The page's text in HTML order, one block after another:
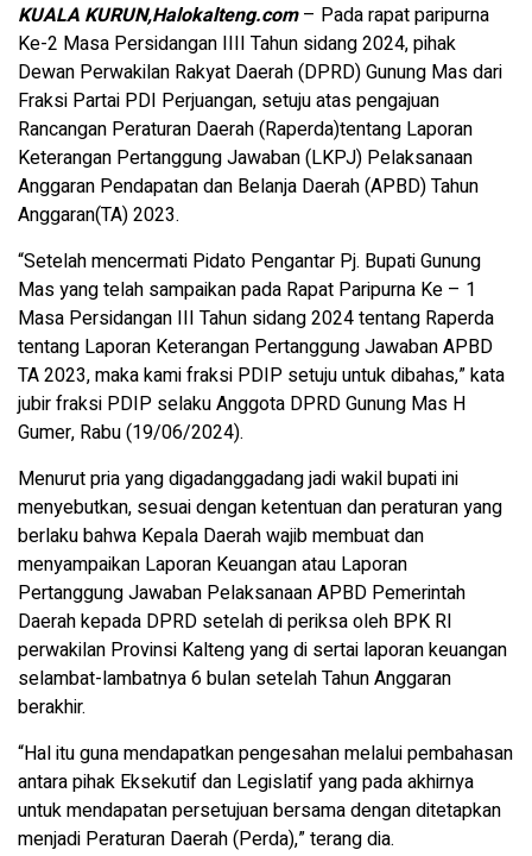
KUALA KURUN,Halokalteng.com– Pada rapat paripurna
Ke-2 Masa Persidangan IIII Tahun sidang 2024, pihak
Dewan Perwakilan Rakyat Daerah (DPRD) Gunung Mas dari
Fraksi Partai PDI Perjuangan, setuju atas pengajuan
Rancangan Peraturan Daerah (Raperda)tentang Laporan
Keterangan Pertanggung Jawaban (LKPJ) Pelaksanaan
Anggaran Pendapatan dan Belanja Daerah (APBD) Tahun
Anggaran(TA) 2023.
“Setelah mencermati Pidato Pengantar Pj. Bupati Gunung
Mas yang telah sampaikan pada Rapat Paripurna Ke – 1
Masa Persidangan III Tahun sidang 2024 tentang Raperda
tentang Laporan Keterangan Pertanggung Jawaban APBD
TA 2023, maka kami fraksi PDIP setuju untuk dibahas,” kata
jubir fraksi PDIP selaku Anggota DPRD Gunung Mas H
Gumer, Rabu (19/06/2024).
Menurut pria yang digadanggadang jadi wakil bupati ini
menyebutkan, sesuai dengan ketentuan dan peraturan yang
berlaku bahwa Kepala Daerah wajib membuat dan
menyampaikan Laporan Keuangan atau Laporan
Pertanggung Jawaban Pelaksanaan APBD Pemerintah
Daerah kepada DPRD setelah di periksa oleh BPK RI
perwakilan Provinsi Kalteng yang di sertai laporan keuangan
selambat-lambatnya 6 bulan setelah Tahun Anggaran
berakhir.
“Hal itu guna mendapatkan pengesahan melalui pembahasan
antara pihak Eksekutif dan Legislatif yang pada akhirnya
untuk mendapatan persetujuan bersama dengan ditetapkan
menjadi Peraturan Daerah (Perda),” terang dia.